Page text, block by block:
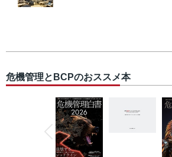
危機管理とBCPのおススメ本